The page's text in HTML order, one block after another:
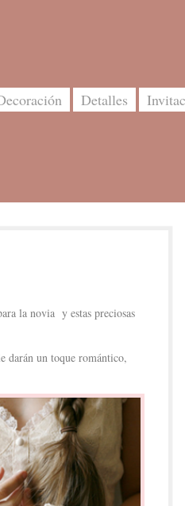
Detalles
la novia y estas preciosas
darán un toque romántico,